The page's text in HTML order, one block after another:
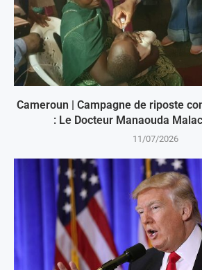
Cameroun | Campagne de riposte
: Le Docteur Manaouda
11/07/2026